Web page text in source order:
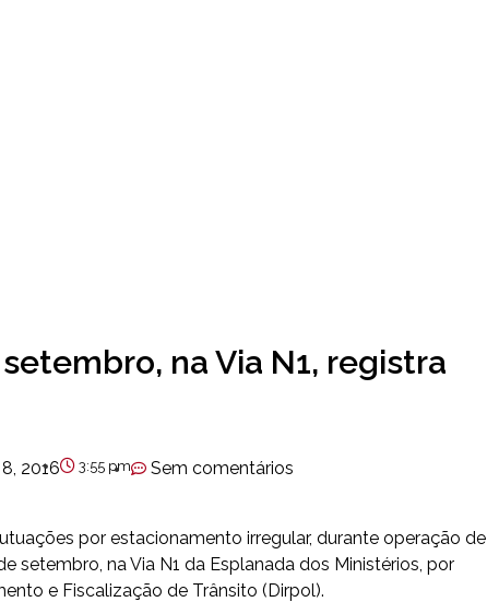
na Via N1, registra
2016 3:55 pm Sem comentários
por estacionamento irregular, durante operação de
setembro, na Via N1 da Esplanada dos Ministérios, por
e Fiscalização de Trânsito (Dirpol).